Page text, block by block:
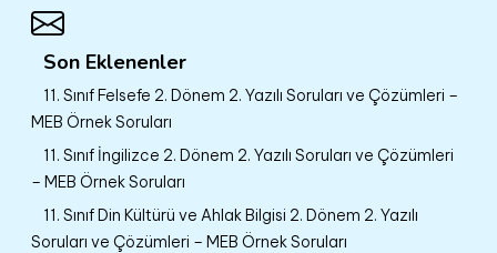
Son Eklenenler
11. Sınıf Felsefe 2. Dönem 2. Yazılı Soruları ve Çözümleri –
MEB Örnek Soruları
11. Sınıf İngilizce 2. Dönem 2. Yazılı Soruları ve Çözümleri
– MEB Örnek Soruları
11. Sınıf Din Kültürü ve Ahlak Bilgisi 2. Dönem 2. Yazılı
Soruları ve Çözümleri – MEB Örnek Soruları